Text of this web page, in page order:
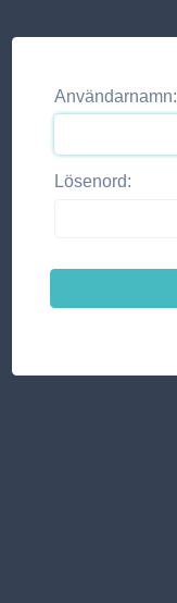
Användarnamn:
Lösenord: